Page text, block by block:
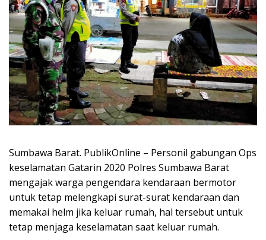
Sumbawa Barat. PublikOnline – Personil gabungan Ops
keselamatan Gatarin 2020 Polres Sumbawa Barat
mengajak warga pengendara kendaraan bermotor
untuk tetap melengkapi surat-surat kendaraan dan
memakai helm jika keluar rumah, hal tersebut untuk
tetap menjaga keselamatan saat keluar rumah.